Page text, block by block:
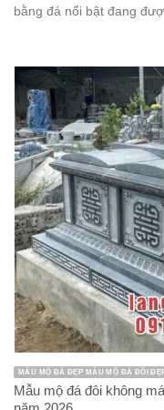
bằng đá nổi bật đang
MẪU MỘ ĐÁ ĐẸP MẪU MỘ ĐÁ ĐÔI
Mẫu mộ đá đôi không